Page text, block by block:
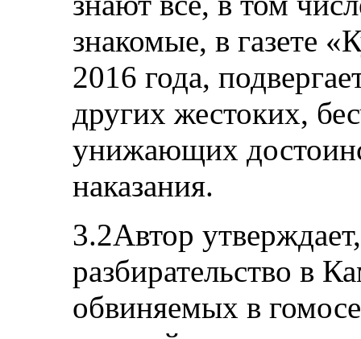
знакомые, в газете
2016 года,
других жестоких,
унижающих
наказания.
3.2Автор
разбирательство в
обвиняемых в